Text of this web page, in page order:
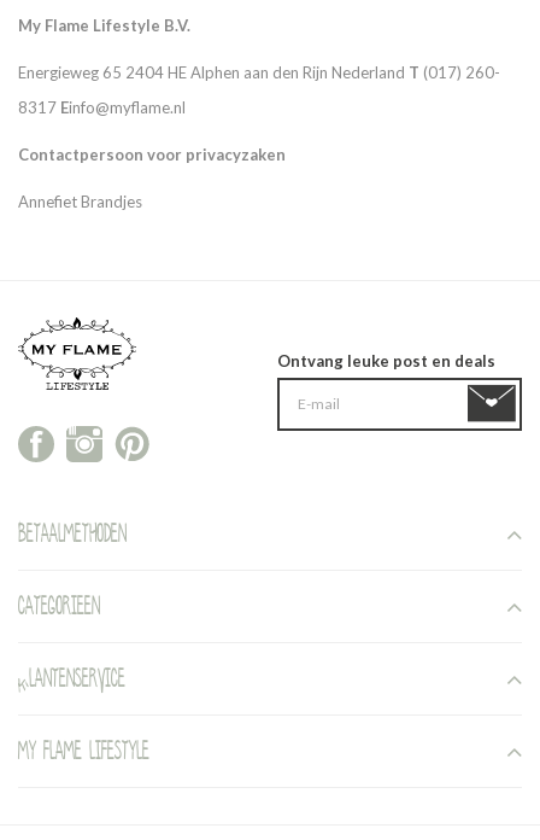
My Flame Lifestyle B.V.
Energieweg 65 2404 HE Alphen aan den Rijn Nederland T (017) 260-
8317 Einfo@myflame.nl
Contactpersoon voor privacyzaken
Annefiet Brandjes
Ontvang leuke post en deals
Betaalmethoden
Categorieen
Klantenservice
My Flame Lifestyle